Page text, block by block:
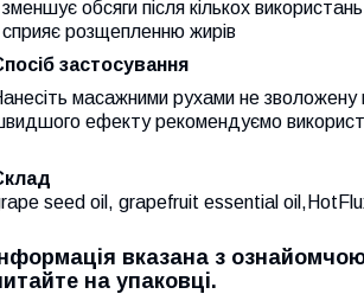
обсяги після кількох використань
розщепленню жирів
застосування
масажними рухами не зволожену
ефекту рекомендуємо
seed oil, grapefruit essential
вказана з
на упаковці.